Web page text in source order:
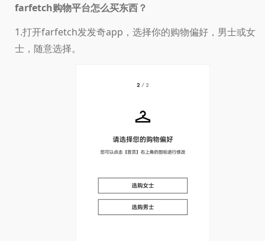
farfetch购物平台怎么买东西？
1.打开farfetch发发奇app，选择你的购物偏好，男士或女
士，随意选择。